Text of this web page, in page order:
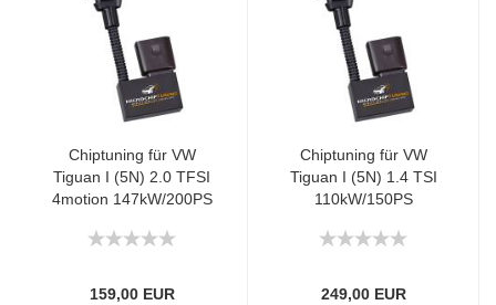
Chiptuning für VW
Tiguan I (5N) 2.0 TFSI
4motion 147kW/200PS
159,00 EUR
Chiptuning für VW
Tiguan I (5N) 1.4 TSI
110kW/150PS
249,00 EUR